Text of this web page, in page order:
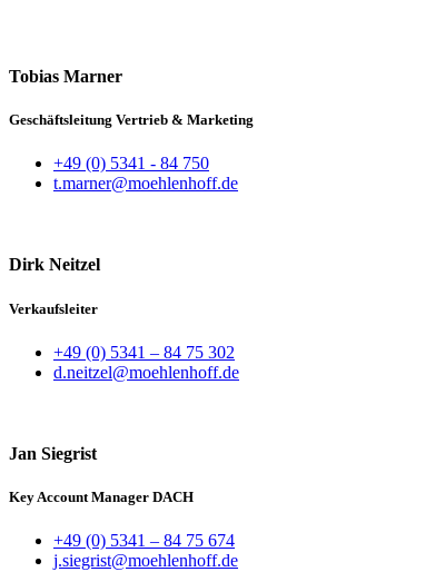
Tobias Marner
Geschäftsleitung Vertrieb & Marketing
+49 (0) 5341 - 84 750
t.marner@moehlenhoff.de
Dirk Neitzel
Verkaufsleiter
+49 (0) 5341 – 84 75 302
d.neitzel@moehlenhoff.de
Jan Siegrist
Key Account Manager DACH
+49 (0) 5341 – 84 75 674
j.siegrist@moehlenhoff.de